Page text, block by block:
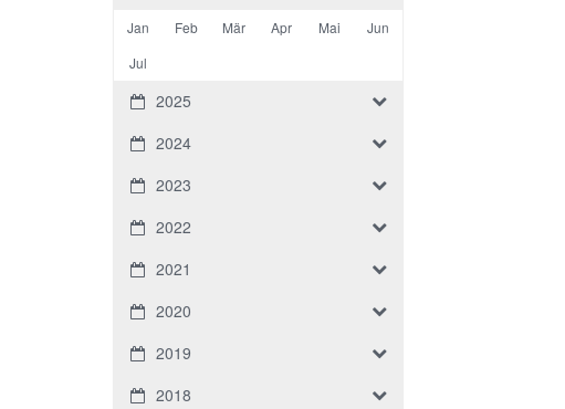
Jan Feb Mär Apr Mai
Jun
Jul
2025
2024
2023
2022
2021
2020
2019
2018